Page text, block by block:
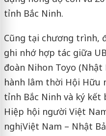
tỉnh Bắc Ninh.
Cũng tại chương trình,
ghi nhớ hợp tác giữa
đoàn Nihon Toyo (Nhật
hành lâm thời Hội Hữu
tỉnh Bắc Ninh và ký
Hiệp hội người Việt
nghị Việt Nam – Nhật